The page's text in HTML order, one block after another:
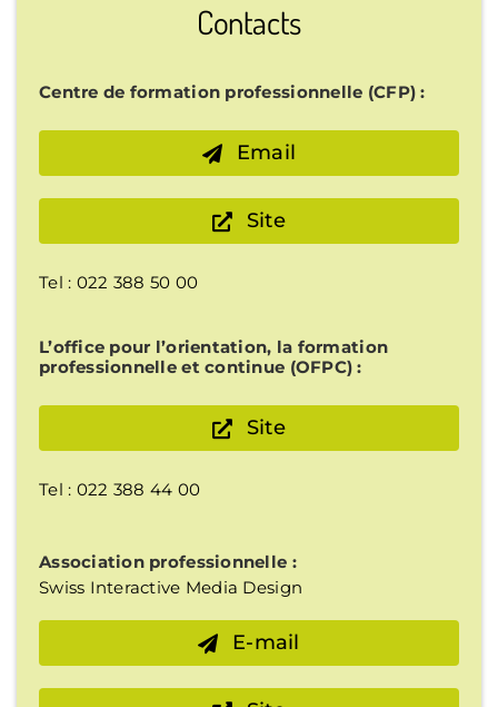
Contacts
Centre de formation professionnelle (CFP) :
Email
Site
Tel : 022 388 50 00
L’office pour l’orientation, la formation
professionnelle et continue (OFPC) :
Site
Tel : 022 388 44 00
Association professionnelle :
Swiss Interactive Media Design
E-mail